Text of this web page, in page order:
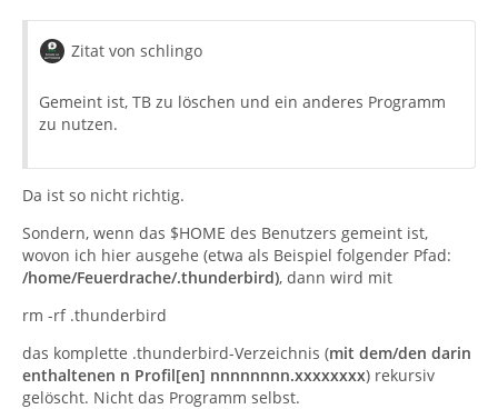
Zitat von schlingo
Gemeint ist, TB zu löschen und ein anderes Programm
zu nutzen.
Da ist so nicht richtig.
Sondern, wenn das $HOME des Benutzers gemeint ist,
wovon ich hier ausgehe (etwa als Beispiel folgender Pfad:
/home/Feuerdrache/.thunderbird), dann wird mit
rm -rf .thunderbird
das komplette .thunderbird-Verzeichnis (mit dem/den darin
enthaltenen n Profil[en] nnnnnnnn.xxxxxxxx) rekursiv
gelöscht. Nicht das Programm selbst.